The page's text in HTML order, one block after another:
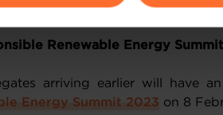
des cookies et notrePolitique de
attendees.
Renewable Energy
arriving earlier will have
Energy Summit 2023 on 8